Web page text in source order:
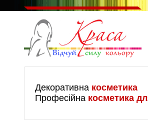
Декоративна косметика
Професійна косметика